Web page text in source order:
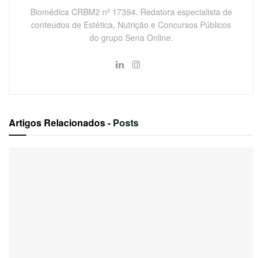
Biomédica CRBM2 nº 17394. Redatora especialista de
conteúdos de Estética, Nutrição e Concursos Públicos
do grupo Sena Online.
Artigos Relacionados- Posts